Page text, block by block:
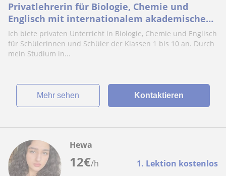
Privatlehrerin für Biologie, Chemie und
Englisch mit internationalem akademischem
Hintergrund
Ich biete privaten Unterricht in Biologie, Chemie und Englisch
für Schülerinnen und Schüler der Klassen 1 bis 10 an. Durch
mein Studium in...
Mehr sehen Kontaktieren
12€/h 1. Lektion kostenlos
Hewa